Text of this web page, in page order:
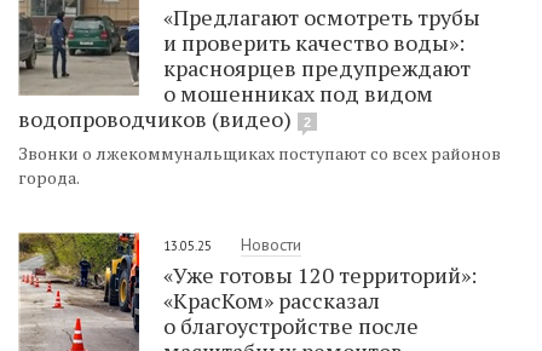
«Предлагают осмотреть трубы
и проверить качество воды»:
красноярцев предупреждают
о мошенниках под видом
водопроводчиков (видео)
2
Звонки о лжекоммунальщиках поступают со всех районов
города.
13.05.25 Новости
«Уже готовы 120 территорий»:
«КрасКом» рассказал
о благоустройстве после